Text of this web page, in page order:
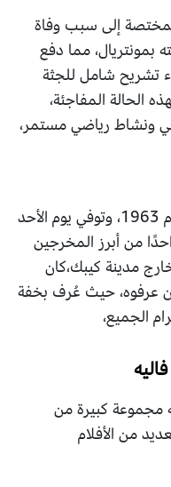
إلى سبب وفاة
بمونتريال، مما دفع
تشريح شامل للجثة
الحالة المفاجئة،
ونشاط رياضي مستمر،
وُلد جان مارك فاليه يوم 9 مارس عام 1963، وتوفي يوم الأحد
2025،ويُعد واحدًا من أبرز المخرجين
مدينة كيبك،كان
عرفوه، حيث عُرف بخفة
الجميع،
مجموعة كبيرة من
من الأفلام